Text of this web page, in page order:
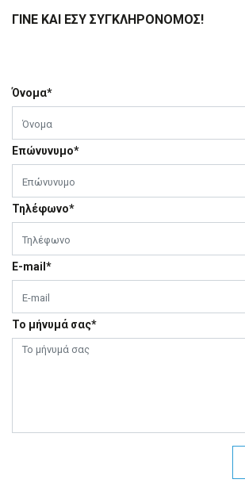
ΓΙΝΕ ΚΑΙ ΕΣΥ ΣΥΓΚΛΗΡΟΝΟΜΟΣ!
Όνομα*
Επώνυνυμο*
Τηλέφωνο*
E-mail*
Το μήνυμά σας*